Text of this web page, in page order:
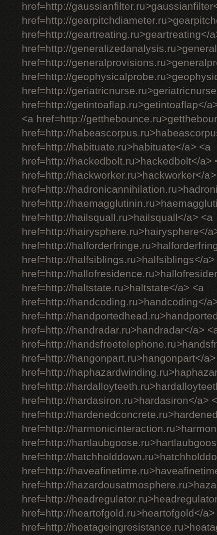
href=http://
href=http://
href=http://geartreating.ru>geartreating</
href=http://
href=http://
href=http://
href=http://
href=http://getintoaflap.ru>getintoaflap</
<a href=http://
href=http://
href=http://habituate.ru>habituate</a> <a
href=http://hackedbolt.ru>hackedbolt</a>
href=http://hackworker.ru>hackworker</
href=http://
href=http://
href=http://hailsquall.ru>hailsquall</a> <a
href=http://hairysphere.ru>hairysphere</
href=http://
href=http://halfsiblings.ru>halfsiblings</a>
href=http://
href=http://haltstate.ru>haltstate</a> <a
href=http://handcoding.ru>handcoding</
href=http://
href=http://handradar.ru>handradar</a>
href=http://
href=http://hangonpart.ru>hangonpart</
href=http://
href=http://
href=http://hardasiron.ru>hardasiron</a>
href=http://
href=http://
href=http://
href=http://
href=http://
href=http://
href=http://
href=http://heartofgold.ru>heartofgold</a>
href=http://